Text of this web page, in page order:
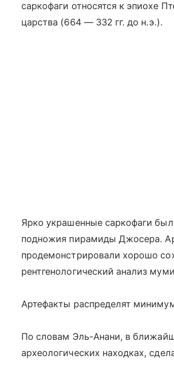
саркофаги относятся к эпиохе
царства (664 —332 гг. до н.э.).
Ярко украшенные саркофаги
подножия пирамиды Джосера.
продемонстрировали хорошо
рентгенологический анализ
Артефакты распределят
По словам Эль-Анани, в
археологических находках,